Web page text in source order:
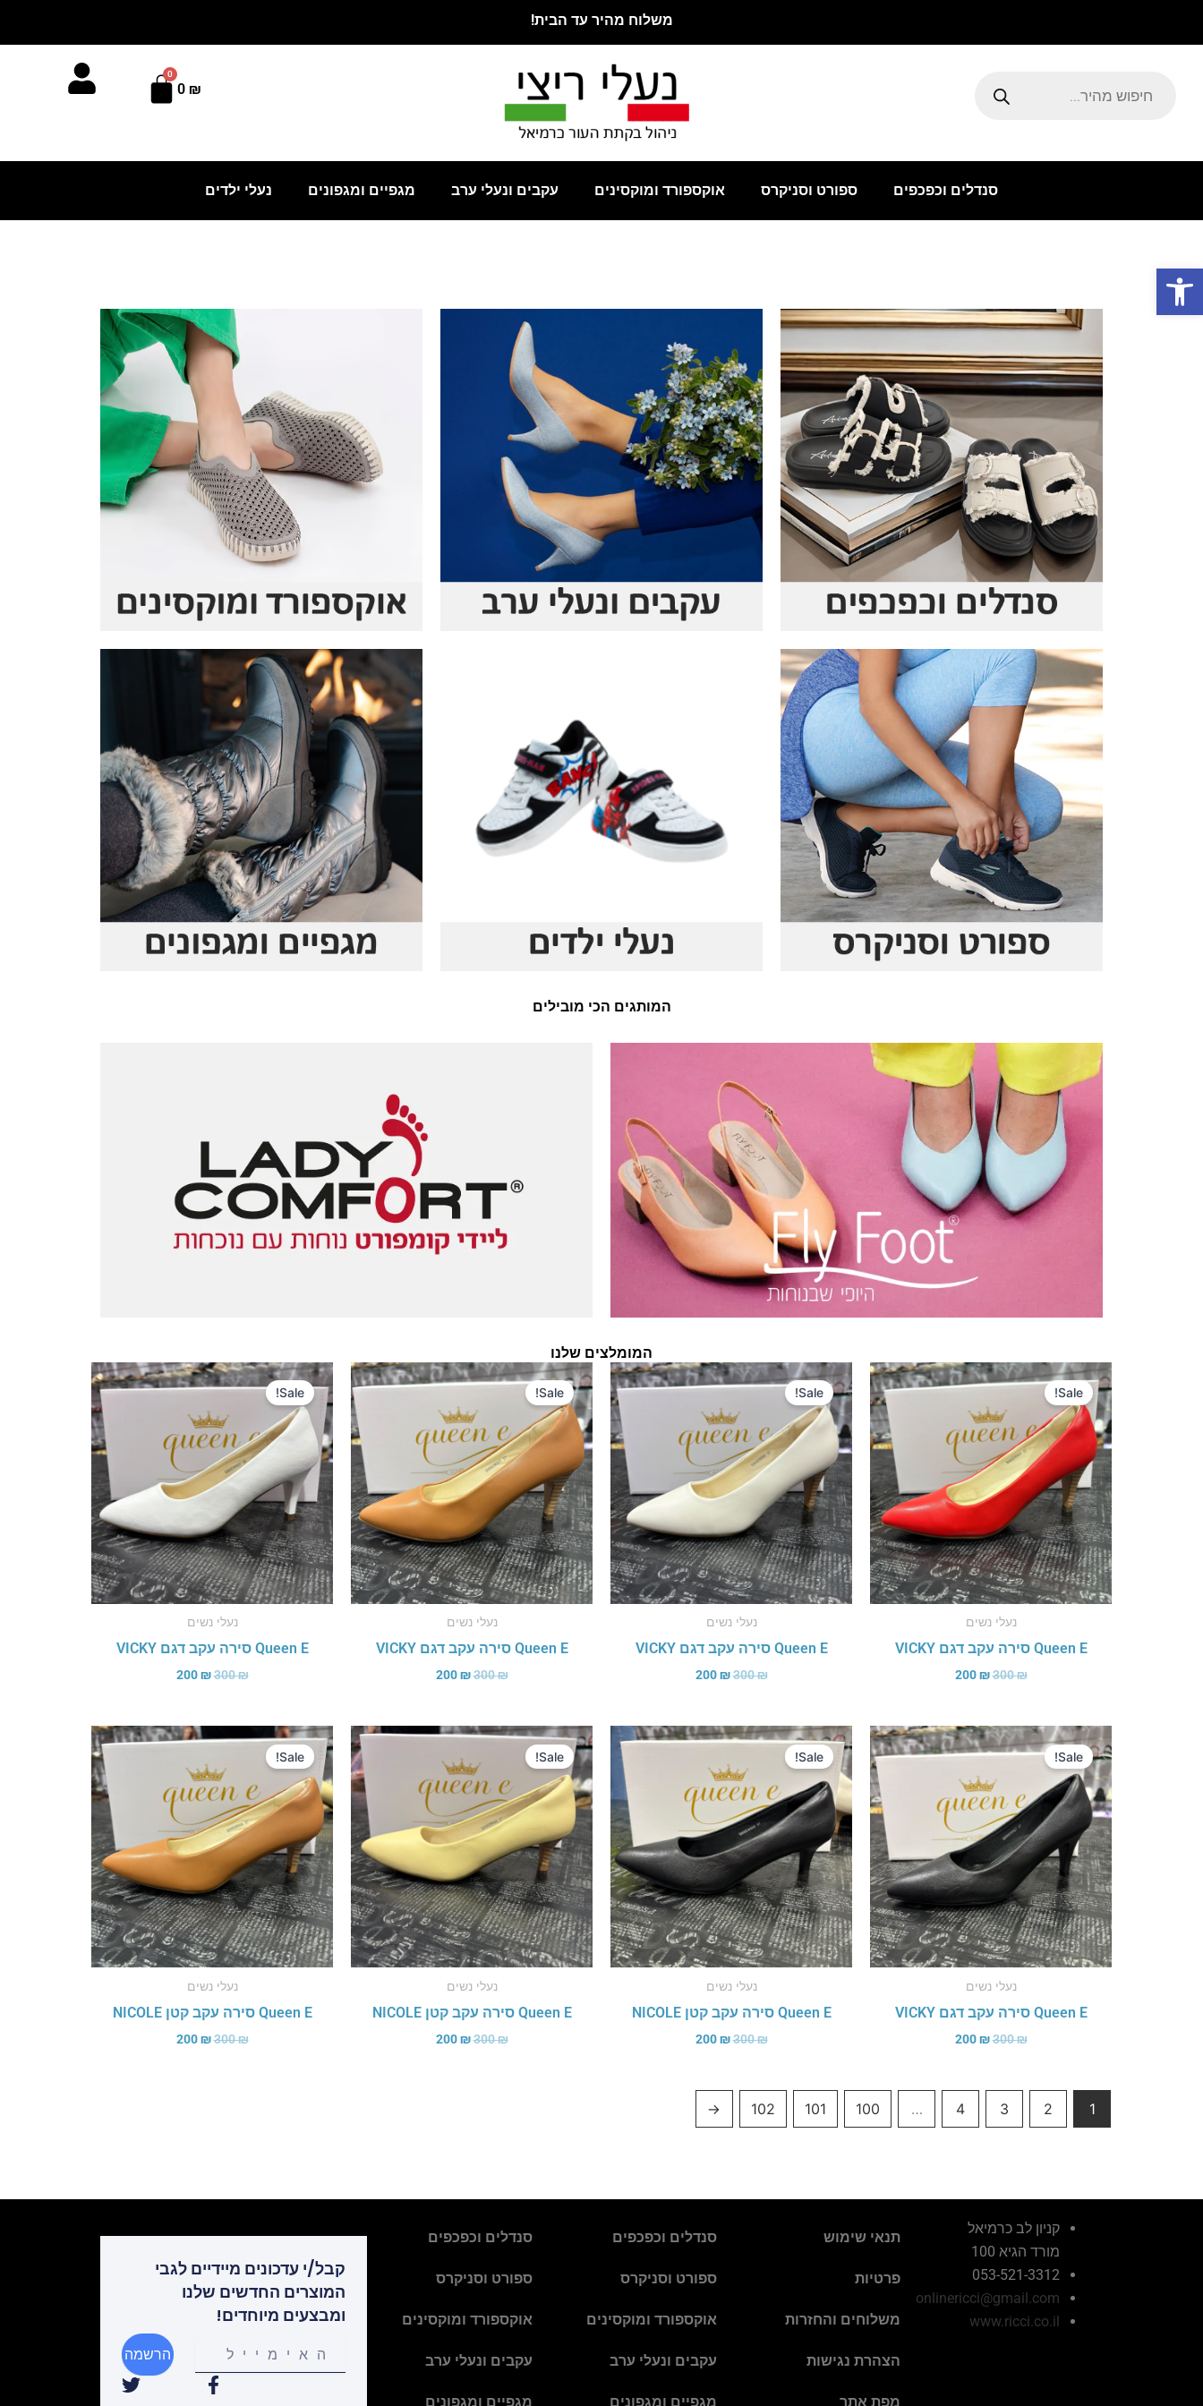
פתח סרגל נגישות
משלוח מהיר עד הבית!
0 ₪
0
עגלת
סנדלים וכפכפים ספורט וסניקרס אוקספורד ומוקסינים עקבים ונעלי ערב מגפיים ומגפונים נעלי ילדים
המותגים הכי מובילים
המומלצים שלנו
Sale!
נעלי נשים
Queen E סירה עקב דגם VICKY
300₪
המחיר
המקורי
300 ₪.
200₪
המחיר
הנוכחי
Sale!
נעלי נשים
Queen E סירה עקב דגם VICKY
300₪
המחיר
המקורי
300 ₪.
200₪
המחיר
הנוכחי
Sale!
נעלי נשים
Queen E סירה עקב דגם VICKY
300₪
המחיר
המקורי
300 ₪.
200₪
המחיר
הנוכחי
Sale!
נעלי נשים
Queen E סירה עקב דגם VICKY
300₪
המחיר
המקורי
300 ₪.
200₪
המחיר
הנוכחי
Sale!
נעלי נשים
Queen E סירה עקב דגם VICKY
300₪
המחיר
המקורי
300 ₪.
200₪
המחיר
הנוכחי
Sale!
נעלי נשים
Queen E סירה עקב קטן NICOLE
300₪
המחיר
היה:
300 ₪.
200₪
המחיר
הנוכחי
Sale!
נעלי נשים
Queen E סירה עקב קטן NICOLE
300₪
המחיר
היה:
300 ₪.
200₪
המחיר
200 ₪.
Sale!
נעלי נשים
Queen E סירה עקב קטן NICOLE
300₪
המחיר
המקורי
היה:
300 ₪.
200₪
המחיר
הנוכחי
1
2
3
4
…
100
101
102
←
קניון לב כרמיאל
מורד הגיא 100
053-521-3312
onlinericci@gmail.com
www.ricci.co.il
תנאי שימוש
פרטיות
משלוחים והחזרות
הצהרת נגישות
מפת אתר
סנדלים וכפכפים
ספורט וסניקרס
אוקספורד ומוקסינים
עקבים ונעלי ערב
מגפיים ומגפונים
סנדלים וכפכפים
ספורט וסניקרס
אוקספורד ומוקסינים
עקבים ונעלי ערב
מגפיים ומגפונים
קבל/י עדכונים מיידיים לגבי
המוצרים החדשים שלנו
ומבצעים מיוחדים!
email
הרשמה
F
T